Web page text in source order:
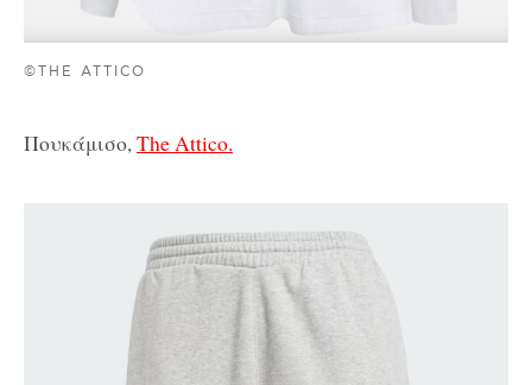
©THE ATTICO
Πουκάμισο, The Attico.